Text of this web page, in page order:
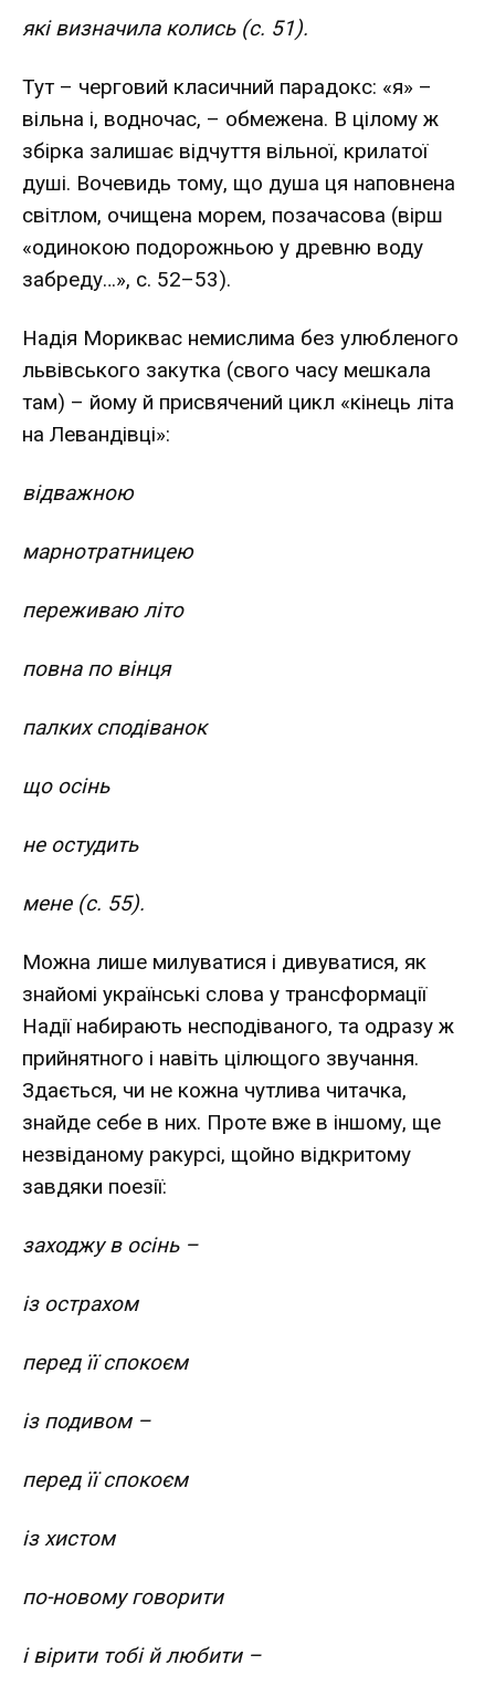
які визначила колись (с. 51).
Тут – черговий класичний парадокс: «я» –
вільна і, водночас, – обмежена. В цілому ж
збірка залишає відчуття вільної, крилатої
душі. Вочевидь тому, що душа ця наповнена
світлом, очищена морем, позачасова (вірш
«одинокою подорожньою у древню воду
забреду…», с. 52–53).
Надія Мориквас немислима без улюбленого
львівського закутка (свого часу мешкала
там) – йому й присвячений цикл «кінець літа
на Левандівці»:
відважною
марнотратницею
переживаю літо
повна по вінця
палких сподіванок
що осінь
не остудить
мене (с. 55).
Можна лише милуватися і дивуватися, як
знайомі українські слова у трансформації
Надії набирають несподіваного, та одразу ж
прийнятного і навіть цілющого звучання.
Здається, чи не кожна чутлива читачка,
знайде себе в них. Проте вже в іншому, ще
незвіданому ракурсі, щойно відкритому
завдяки поезії:
заходжу в осінь –
із острахом
перед її спокоєм
із подивом –
перед її спокоєм
із хистом
по-новому говорити
і вірити тобі й любити –